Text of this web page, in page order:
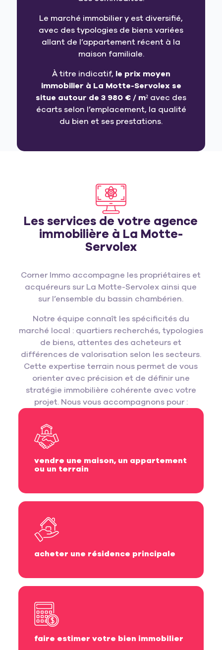
Le marché immobilier y est diversifié,
avec des typologies de biens variées
allant de l’appartement récent à la
maison familiale.
À titre indicatif, le prix moyen
immobilier à La Motte-Servolex se
situe autour de 3 980 € / m² avec des
écarts selon l’emplacement, la qualité
du bien et ses prestations.
Les services de votre agence
immobilière à La Motte-
Servolex
Corner Immo accompagne les propriétaires et
acquéreurs sur La Motte-Servolex ainsi que
sur l’ensemble du bassin chambérien.
Notre équipe connaît les spécificités du
marché local : quartiers recherchés, typologies
de biens, attentes des acheteurs et
différences de valorisation selon les secteurs.
Cette expertise terrain nous permet de vous
orienter avec précision et de définir une
stratégie immobilière cohérente avec votre
projet. Nous vous accompagnons pour :
vendre une maison, un appartement
ou un terrain
acheter une résidence principale
faire estimer votre bien immobilier